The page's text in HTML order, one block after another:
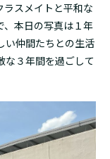
ラスメイトと平和な
、本日の写真は１年
い仲間たちとの生活
な３年間を過ごして